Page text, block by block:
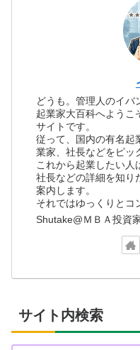
どうも。管理人のイバ
起業家大百科へようこ
サイトです。
従って、国内の有名起
業家、社長などをピッ
これから起業したい人
社長などの詳細を知り
案内します。
それではゆっくりとコ
Shutake@ＭＢＡ投資
サイト内検索